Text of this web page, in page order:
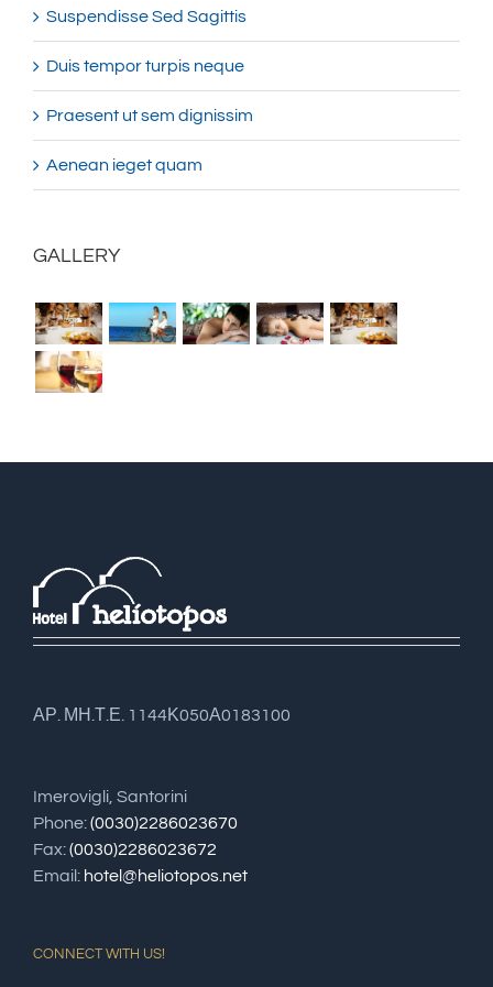
Suspendisse Sed Sagittis
Duis tempor turpis neque
Praesent ut sem dignissim
Aenean ieget quam
GALLERY
ΑΡ. ΜΗ.Τ.Ε. 1144Κ050Α0183100
Imerovigli, Santorini
Phone:(0030)2286023670
Fax:(0030)2286023672
Email: hotel@heliotopos.net
CONNECT WITH US!